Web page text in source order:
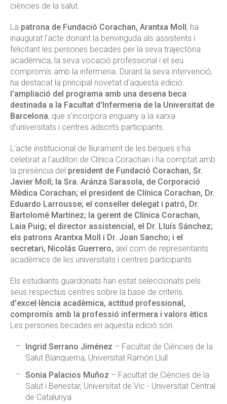
ciències de la salut.
La patrona de Fundació Corachan, Arantxa Moll, ha
inaugurat l'acte donant la benvinguda als assistents i
felicitant les persones becades per la seva trajectòria
acadèmica, la seva vocació professional i el seu
compromís amb la infermeria. Durant la seva intervenció,
ha destacat la principal novetat d'aquesta edició:
l'ampliació del programa amb una desena beca
destinada a la Facultat d'Infermeria de la Universitat de
Barcelona, que s'incorpora enguany a la xarxa
d'universitats i centres adscrits participants.
L'acte institucional de lliurament de les beques s'ha
celebrat a l'auditori de Clínica Corachan i ha comptat amb
la presència del president de Fundació Corachan, Sr.
Javier Moll; la Sra. Aránza Sarasola, de Corporació
Mèdica Corachan; el president de Clínica Corachan, Dr.
Eduardo Larrousse; el conseller delegat i patró, Dr.
Bartolomé Martínez; la gerent de Clínica Corachan,
Laia Puig; el director assistencial, el Dr. Lluís Sánchez;
els patrons Arantxa Moll i Dr. Joan Sancho; i el
secretari, Nicolás Guerrero, així com de representants
acadèmics de les universitats i centres participants.
Els estudiants guardonats han estat seleccionats pels
seus respectius centres sobre la base de criteris
d'excel·lència acadèmica, actitud professional,
compromís amb la professió infermera i valors ètics.
Les persones becades en aquesta edició són:
Ingrid Serrano Jiménez – Facultat de Ciències de la
Salut Blanquerna, Universitat Ramón Llull.
Sonia Palacios Muñoz – Facultat de Ciències de la
Salut i Benestar, Universitat de Vic - Universitat Central
de Catalunya.